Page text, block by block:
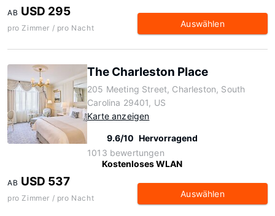
AB USD 295
pro Zimmer / pro Nacht Auswählen
The Charleston Place
205 Meeting Street, Charleston, South
Carolina 29401, US
Karte anzeigen
9.6/10 Hervorragend
1013 bewertungen
Kostenloses WLAN
AB USD 537
pro Zimmer / pro Nacht Auswählen